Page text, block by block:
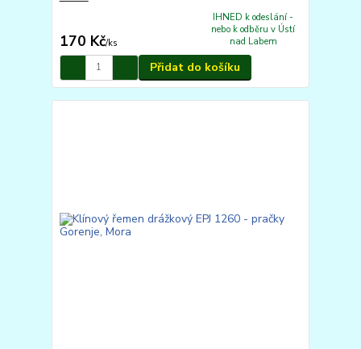
170 Kč/ks
IHNED k odeslání -
nebo k odběru v Ústí
nad Labem
Přidat do košíku